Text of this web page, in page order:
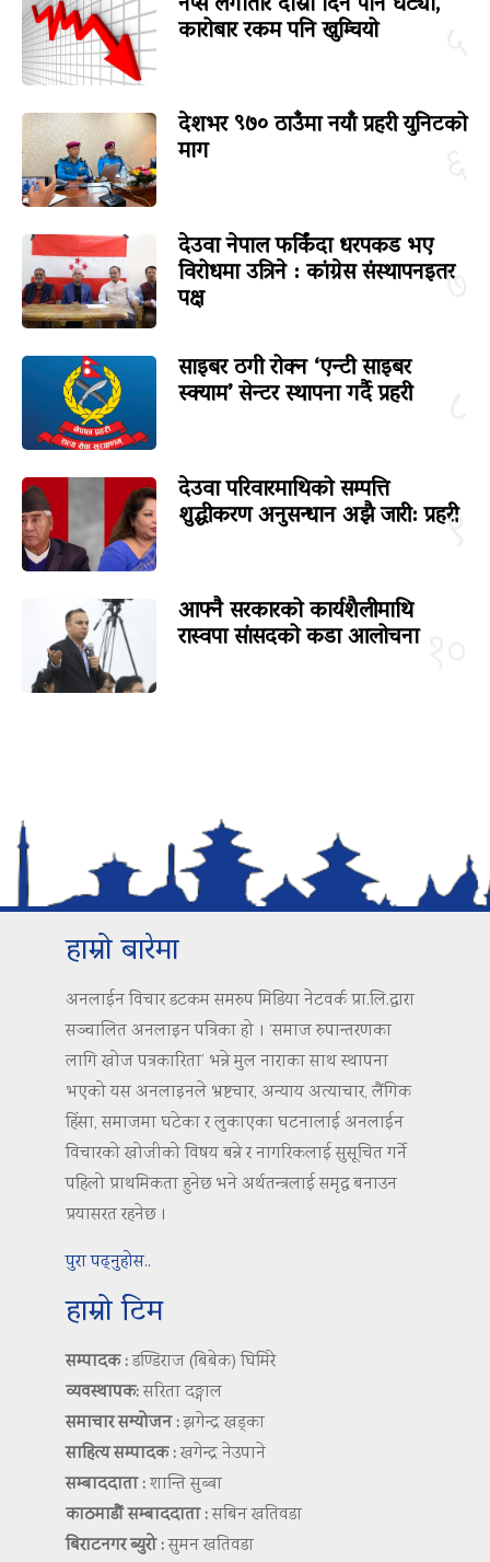
कारोबार रकम पनि खुम्चियो
देशभर ९७० ठाउँमा नयाँ प्रहरी युनिटको
माग
७
देउवा नेपाल फर्किंदा धरपकड भए
विरोधमा उत्रिने : कांग्रेस संस्थापनइतर
पक्ष
साइबर ठगी रोक्न ‘एन्टी साइबर
स्क्याम’ सेन्टर स्थापना गर्दै प्रहरी
९
देउवा परिवारमाथिको सम्पत्ति
शुद्धीकरण अनुसन्धान अझै जारी: प्रहरी
आफ्नै सरकारको कार्यशैलीमाथि
रास्वपा सांसदको कडा आलोचना
हाम्रो बारेमा
अनलाईन विचार डटकम समरुप मिडिया नेटवर्क प्रा.लि.द्वारा
सञ्चालित अनलाइन पत्रिका हो । ‘समाज रुपान्तरणका
लागि खोज पत्रकारिता’ भन्ने मुल नाराका साथ स्थापना
भएको यस अनलाइनले भ्रष्टचार, अन्याय अत्याचार, लैंगिक
हिंसा, समाजमा घटेका र लुकाएका घटनालाई अनलाईन
विचारको खोजीको विषय बन्ने र नागरिकलाई सुसूचित गर्ने
पहिलो प्राथमिकता हुनेछ भने अर्थतन्त्रलाई समृद्ध बनाउन
प्रयासरत रहनेछ ।
पुरा पढ्नुहोस..
हाम्रो टिम
सम्पादक :डण्डिराज (बिबेक) घिमिरे
व्यवस्थापक:सरिता दङ्गाल
समाचार सम्योजन :झगेन्द्र खड्का
साहित्य सम्पादक :खगेन्द्र नेउपाने
सम्बाददाता :शान्ति सुब्बा
काठमाडौं सम्बाददाता :सबिन खतिवडा
बिराटनगर ब्युरो :सुमन खतिवडा